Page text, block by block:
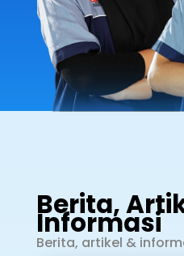
Berita,
Informasi
Berita, artikel &